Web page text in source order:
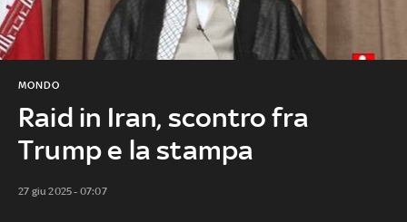
Raid in Iran, scontro fra
Trump e la stampa
MONDO
27 giu 2025 - 07:07